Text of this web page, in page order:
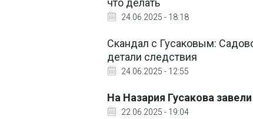
что делать
24.06.2025 - 18:18
Скандал с Гусаковым:
детали следствия
24.06.2025 - 12:55
На Назария Гусакова
22.06.2025 - 19:04